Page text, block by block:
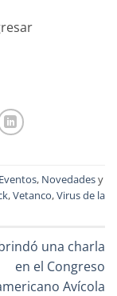
Eventos, Novedadesy
,Vetanco,Virus de la
una charla
en el Congreso
Avícola